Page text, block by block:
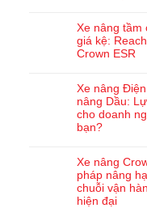
Xe nâng tầm
giá kệ:
Crown ESR
Xe nâng
nâng Dầu:
cho doanh
bạn?
Xe nâng
pháp nâng
chuỗi vận
hiện đại